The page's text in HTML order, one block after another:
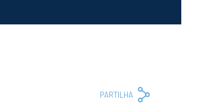
PARTILHA
Copy